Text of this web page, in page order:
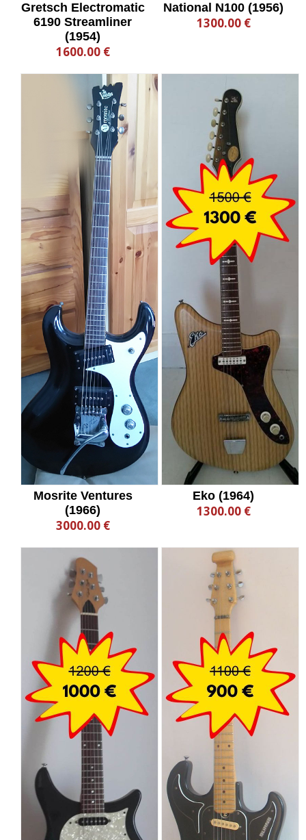
Gretsch Electromatic
6190 Streamliner
(1954)
1600.00 €
National N100 (1956)
1300.00 €
Mosrite Ventures
(1966)
3000.00 €
Eko (1964)
1300.00 €